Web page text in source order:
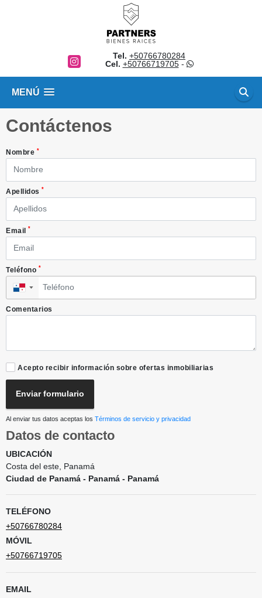
Instagram
Tel. +50766780284
Cel. +50766719705-
MENÚ
Contáctenos
Nombre *
Apellidos *
Email *
Teléfono *
▼
Comentarios
Acepto recibir información sobre ofertas inmobiliarias
Enviar formulario
Al enviar tus datos aceptas los Términos de servicio y privacidad
Datos de contacto
UBICACIÓN
Costa del este, Panamá
Ciudad de Panamá - Panamá - Panamá
TELÉFONO
+50766780284
MÓVIL
+50766719705
EMAIL